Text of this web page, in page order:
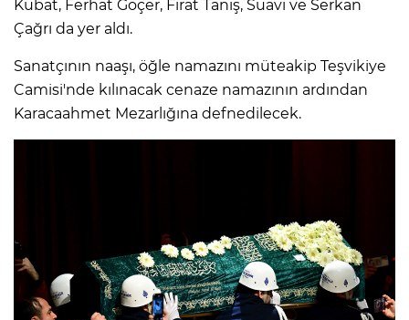
Kubat, Ferhat Göçer, Fırat Tanış, Suavi ve Serkan
Çağrı da yer aldı.
Sanatçının naaşı, öğle namazını müteakip Teşvikiye
Camisi'nde kılınacak cenaze namazının ardından
Karacaahmet Mezarlığına defnedilecek.